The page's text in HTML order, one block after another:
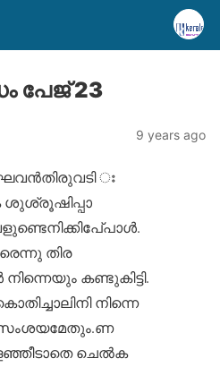
23
9 years ago
ഃ
ശുശ്രൂഷിപ്പാ
തിര
കണ്ടുകിട്ടി.
നിന്നെ
സംശയമേതും.ണ
ചെല്‍ക